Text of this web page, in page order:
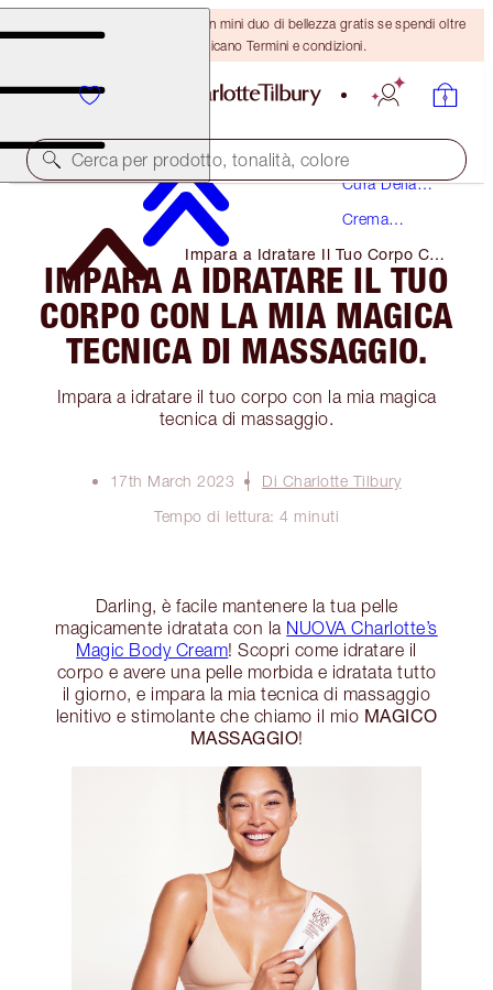
ULTIMA OCCASIONE! Ricevi un mini duo di bellezza gratis se spendi oltre
110 €! Si applicano Termini e condizioni.
Cerca per prodotto, tonalità, colore
Cura Della
Crema
Impara a Idratare Il Tuo Corpo Con
La Mia Magica Tecnica Di
Massaggio.
IMPARA A IDRATARE IL TUO
CORPO CON LA MIA MAGICA
TECNICA DI MASSAGGIO.
Impara a idratare il tuo corpo con la mia magica
tecnica di massaggio.
17th March 2023
Di Charlotte Tilbury
Tempo di lettura: 4 minuti
Darling, è facile mantenere la tua pelle
magicamente idratata con la NUOVA Charlotte’s
Magic Body Cream! Scopri come idratare il
corpo e avere una pelle morbida e idratata tutto
il giorno, e impara la mia tecnica di massaggio
lenitivo e stimolante che chiamo il mio MAGICO
MASSAGGIO!